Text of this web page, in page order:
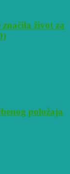
život za
položaja